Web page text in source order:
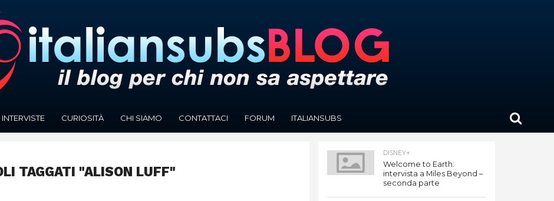
INTERVISTE CURIOSITÀ CHI SIAMO CONTATTACI FORUM ITALIANSUBS
TAGGATI "ALISON LUFF"
DISNEY+
Welcome to Earth:
intervista a Miles Beyond –
seconda parte